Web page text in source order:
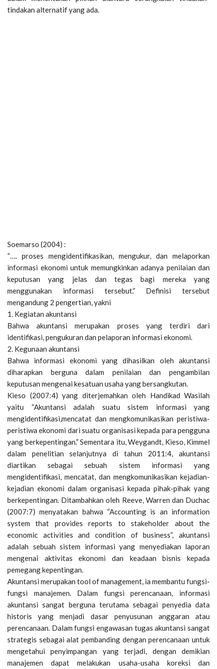
tindakan alternatif yang ada.
Soemarso (2004) :
“…. proses mengidentifikasikan, mengukur, dan melaporkan
informasi ekonomi untuk memungkinkan adanya penilaian dan
keputusan yang jelas dan tegas bagi mereka yang
menggunakan informasi tersebut.” Definisi tersebut
mengandung 2 pengertian, yakni
1. Kegiatan akuntansi
Bahwa akuntansi merupakan proses yang terdiri dari
identifikasi, pengukuran dan pelaporan informasi ekonomi.
2. Kegunaan akuntansi
Bahwa informasi ekonomi yang dihasilkan oleh akuntansi
diharapkan berguna dalam penilaian dan pengambilan
keputusan mengenai kesatuan usaha yang bersangkutan.
Kieso (2007:4) yang diterjemahkan oleh Handikad Wasilah
yaitu “Akuntansi adalah suatu sistem informasi yang
mengidentifikasi,mencatat dan mengkomunikasikan peristiwa-
peristiwa ekonomi dari suatu organisasi kepada para pengguna
yang berkepentingan.” Sementara itu, Weygandt, Kieso, Kimmel
dalam penelitian selanjutnya di tahun 2011:4, akuntansi
diartikan sebagai sebuah sistem informasi yang
mengidentifikasi, mencatat, dan mengkomunikasikan kejadian-
kejadian ekonomi dalam organisasi kepada pihak-pihak yang
berkepentingan. Ditambahkan oleh Reeve, Warren dan Duchac
(2007:7) menyatakan bahwa “Accounting is an information
system that provides reports to stakeholder about the
economic activities and condition of business”, akuntansi
adalah sebuah sistem informasi yang menyediakan laporan
mengenai aktivitas ekonomi dan keadaan bisnis kepada
pemegang kepentingan.
Akuntansi merupakan tool of management, ia membantu fungsi-
fungsi manajemen. Dalam fungsi perencanaan, informasi
akuntansi sangat berguna terutama sebagai penyedia data
historis yang menjadi dasar penyusunan anggaran atau
perencanaan. Dalam fungsi engawasan tugas akuntansi sangat
strategis sebagai alat pembanding dengan perencanaan untuk
mengetahui penyimpangan yang terjadi, dengan demikian
manajemen dapat melakukan usaha-usaha koreksi dan